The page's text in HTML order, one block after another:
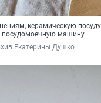
керамическую
посудомоечную машину
Екатерины Душко